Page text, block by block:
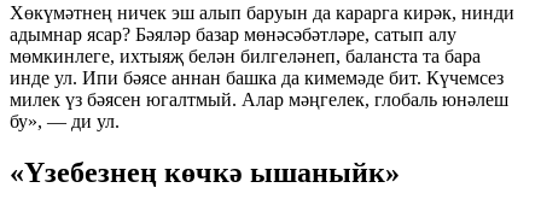
Хөкүмәтнең ничек эш алып баруын да карарга кирәк, нинди
адымнар ясар? Бәяләр базар мөнәсәбәтләре, сатып алу
мөмкинлеге, ихтыяҗ белән билгеләнеп, баланста та бара
инде ул. Ипи бәясе аннан башка да кимемәде бит. Күчемсез
милек үз бәясен югалтмый. Алар мәңгелек, глобаль юнәлеш
бу», — ди ул.
«Үзебезнең көчкә ышаныйк»